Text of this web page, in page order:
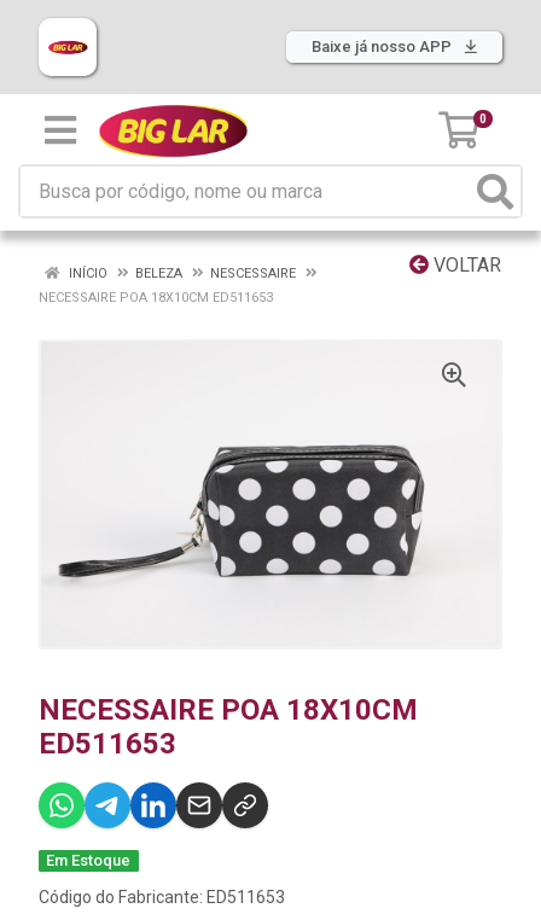
Baixe já nosso APP
0
VOLTAR
INÍCIO BELEZA
NESCESSAIRE
NECESSAIRE POA 18X10CM ED511653
NECESSAIRE POA 18X10CM
ED511653
Em Estoque
Código do Fabricante: ED511653